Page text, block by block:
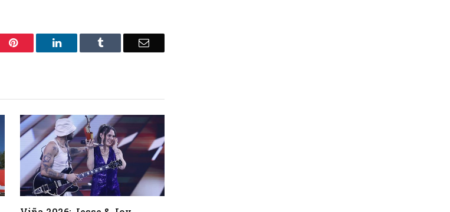
Pinterest LinkedIn Tumblr Email